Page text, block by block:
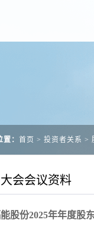
： 首页 > 投资者关系 >
会会议资料
股份2025年年度股